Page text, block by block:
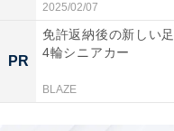
2025/02/07
PR
免許返納後の新しい
4輪シニアカー
BLAZE